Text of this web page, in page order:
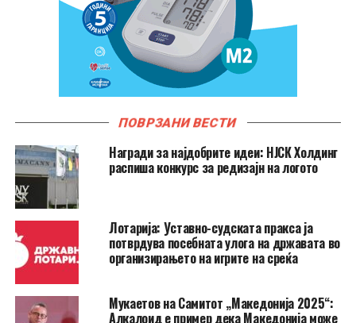
ПОВРЗАНИ ВЕСТИ
Награди за најдобрите идеи: НЈСК Холдинг
распиша конкурс за редизајн на логото
Лотарија: Уставно-судската пракса ја
потврдува посебната улога на државата во
организирањето на игрите на среќа
Мукаетов на Самитот „Македонија 2025“:
Алкалоид е пример дека Македонија може